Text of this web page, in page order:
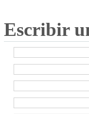
Escribir